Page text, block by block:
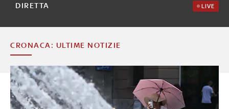
DIRETTA LIVE
CRONACA: ULTIME NOTIZIE